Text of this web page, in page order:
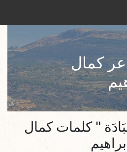
كمال
" كلمات كمال